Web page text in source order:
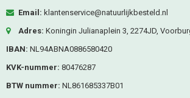
Email: klantenservice@natuurlijkbesteld.nl
Adres: Koningin Julianaplein 3, 2274JD,
IBAN: NL94ABNA0886580420
KVK-nummer: 80476287
BTW nummer: NL861685337B01